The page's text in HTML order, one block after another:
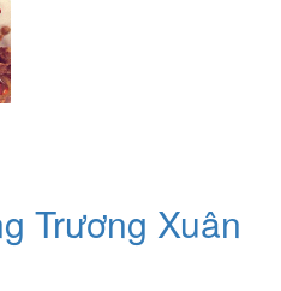
Trương Xuân